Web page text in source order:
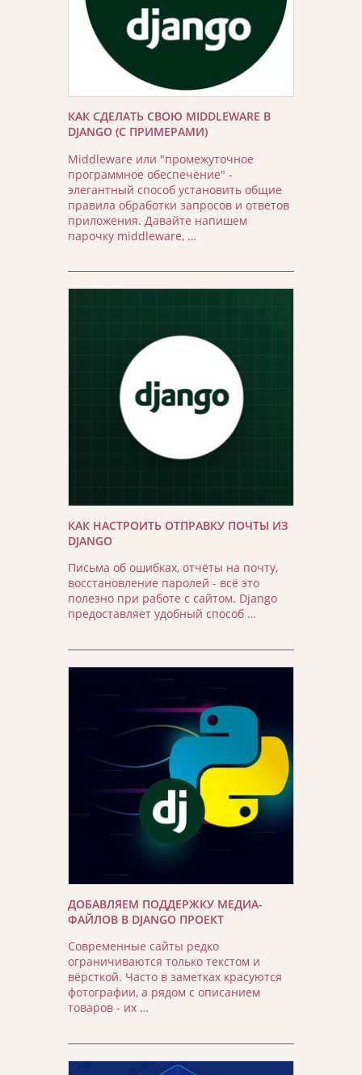
КАК СДЕЛАТЬ СВОЮ MIDDLEWARE В
DJANGO (С ПРИМЕРАМИ)
Middleware или "промежуточное
программное обеспечение" -
элегантный способ установить общие
правила обработки запросов и ответов
приложения. Давайте напишем
парочку middleware, …
КАК НАСТРОИТЬ ОТПРАВКУ ПОЧТЫ ИЗ
DJANGO
Письма об ошибках, отчёты на почту,
восстановление паролей - всё это
полезно при работе с сайтом. Django
предоставляет удобный способ …
ДОБАВЛЯЕМ ПОДДЕРЖКУ МЕДИА-
ФАЙЛОВ В DJANGO ПРОЕКТ
Современные сайты редко
ограничиваются только текстом и
вёрсткой. Часто в заметках красуются
фотографии, а рядом с описанием
товаров - их …